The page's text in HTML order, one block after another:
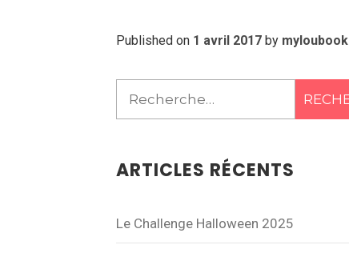
Published on 1 avril 2017by myloubook
Rechercher :
ARTICLES RÉCENTS
Le Challenge Halloween 2025